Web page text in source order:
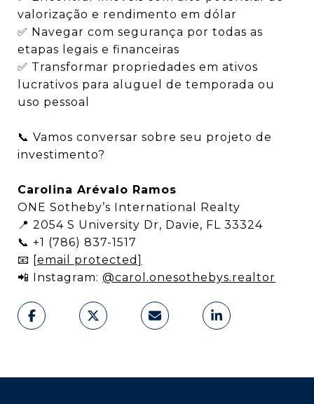
valorização e rendimento em dólar
✅ Navegar com segurança por todas as
etapas legais e financeiras
✅ Transformar propriedades em ativos
lucrativos para aluguel de temporada ou
uso pessoal
📞 Vamos conversar sobre seu projeto de
investimento?
Carolina Arévalo Ramos
ONE Sotheby’s International Realty
📍 2054 S University Dr, Davie, FL 33324
📞 +1 (786) 837-1517
📧 [email protected]
📲 Instagram: @carol.onesothebys.realtor